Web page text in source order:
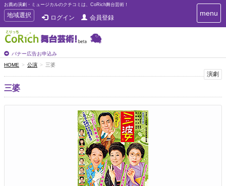
お薦め演劇・ミュージカルのクチコミは、CoRich舞台芸術！
T
o
g
g
e
n
a
v
i
地域選択 ログイン 会員登録
バナー広告お申込み
T
o
i
menu
HOME 公演 三婆
演劇
三婆